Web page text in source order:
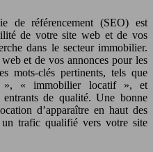
de référencement (SEO) est
de votre site web et de vos
dans le secteur immobilier.
et de vos annonces pour les
mots-clés pertinents, tels que
», « immobilier locatif », et
de qualité. Une bonne
d’apparaître en haut des
un trafic qualifié vers votre site